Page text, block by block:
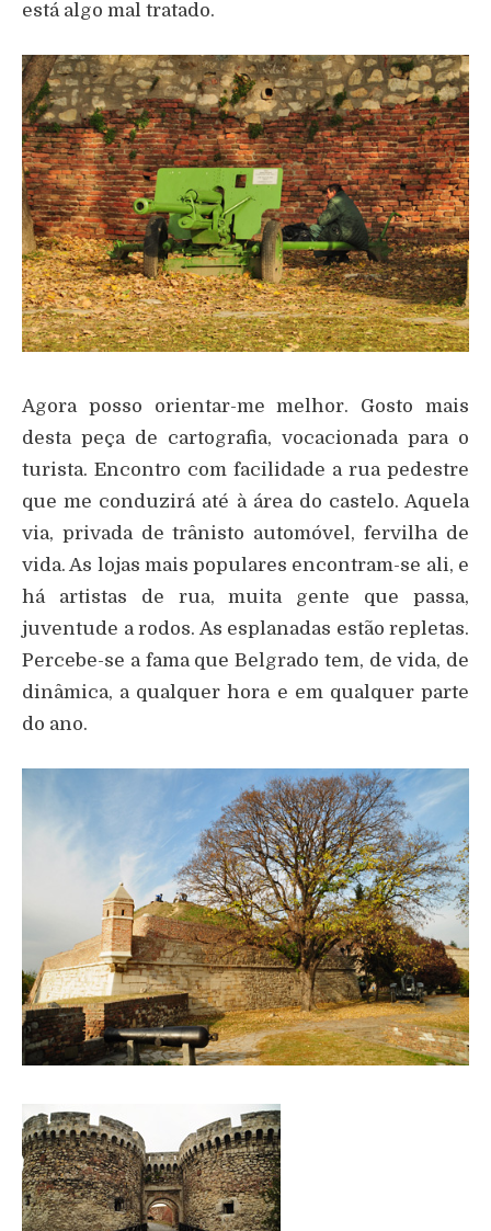
está algo mal tratado.
Agora posso orientar-me melhor. Gosto mais
desta peça de cartografia, vocacionada para o
turista. Encontro com facilidade a rua pedestre
que me conduzirá até à área do castelo. Aquela
via, privada de trânisto automóvel, fervilha de
vida. As lojas mais populares encontram-se ali, e
há artistas de rua, muita gente que passa,
juventude a rodos. As esplanadas estão repletas.
Percebe-se a fama que Belgrado tem, de vida, de
dinâmica, a qualquer hora e em qualquer parte
do ano.